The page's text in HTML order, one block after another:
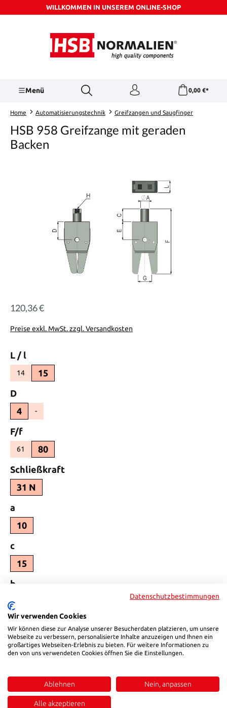
Zum Hauptinhalt springenWILLKOMMEN IN UNSEREM ONLINE-SHOP
Menü 0,00 €*
Home Automatisierungstechnik Greifzangen und Saugfinger
HSB 958 Greifzange mit geraden
Backen
Regulärer Preis:
120,36 €
Preise exkl. MwSt. zzgl. Versandkosten
L / l
14(Diese Option ist zurzeit nicht verfügbar.)
15
Dauswählen
4
-(Diese Option ist zurzeit nicht verfügbar.)
F/fauswählen
61(Diese Option ist zurzeit nicht verfügbar.)
80
Schließkraft
31 N
a
10
causwählen
15
b_
Gauswählen
16,3(Diese Option ist zurzeit nicht verfügbar.)
21,5
auswählen
M5
Produkt Anzahl: Gib den gewünschten Wert ein oder benutze die
Datenschutzbestimmungen
Wir verwenden Cookies
Wir können diese zur Analyse unserer Besucherdaten platzieren, um unsere
Webseite zu verbessern, personalisierte Inhalte anzuzeigen und Ihnen ein
großartiges Webseiten-Erlebnis zu bieten. Für weitere Informationen zu
den von uns verwendeten Cookies öffnen Sie die Einstellungen.
Ablehnen Nein, anpassen
Alle akzeptieren